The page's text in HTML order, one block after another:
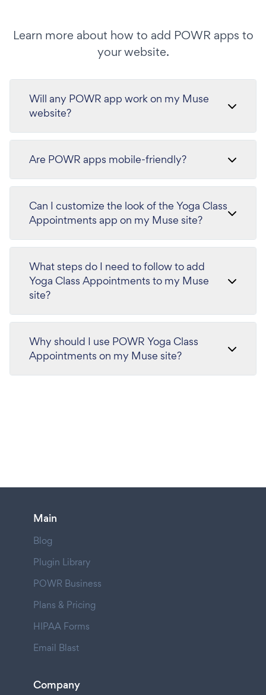
Learn more about how to add POWR apps to
your website.
Will any POWR app work on my Muse
website?
Are POWR apps mobile-friendly?
Can I customize the look of the Yoga Class
Appointments app on my Muse site?
What steps do I need to follow to add
Yoga Class Appointments to my Muse
site?
Why should I use POWR Yoga Class
Appointments on my Muse site?
Main
Blog
Plugin Library
POWR Business
Plans & Pricing
HIPAA Forms
Email Blast
Company